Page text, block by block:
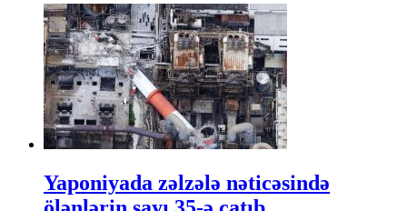
Yaponiyada zəlzələ nəticəsində